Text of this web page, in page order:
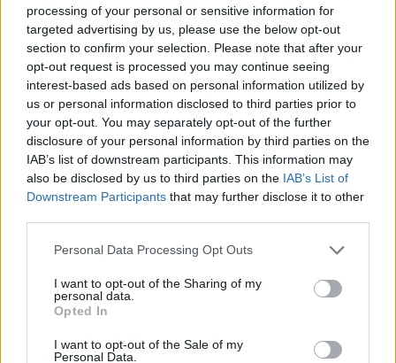
processing of your personal or sensitive information for
targeted advertising by us, please use the below opt-out
section to confirm your selection. Please note that after your
opt-out request is processed you may continue seeing
interest-based ads based on personal information utilized by
us or personal information disclosed to third parties prior to
your opt-out. You may separately opt-out of the further
disclosure of your personal information by third parties on the
IAB’s list of downstream participants. This information may
also be disclosed by us to third parties on the IAB’s List of
Downstream Participants that may further disclose it to other
Personal Data Processing Opt Outs
I want to opt-out of the Sharing of my
personal data.
Opted In
I want to opt-out of the Sale of my
Personal Data.
Previous Article Next Article
Ακολούθησε το Avopolis Network στο
MOOD OF THE DAY